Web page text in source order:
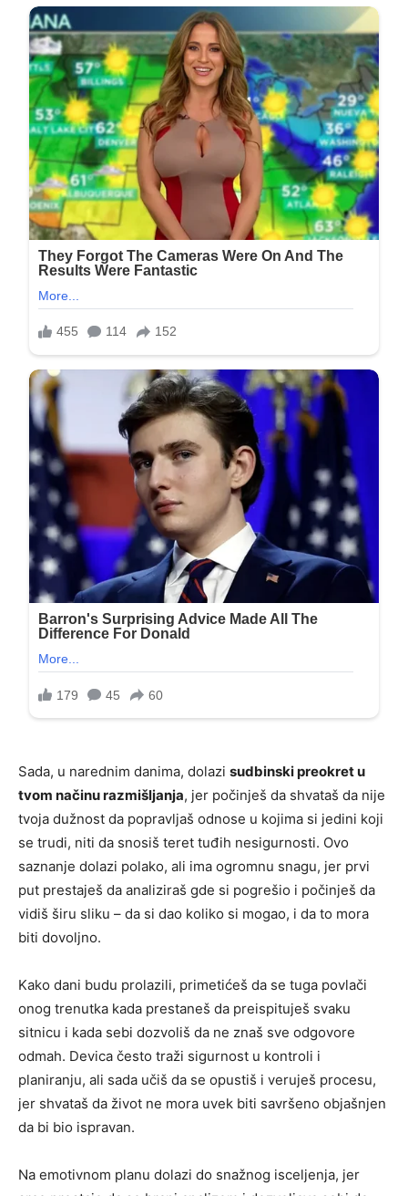
Sada, u narednim danima, dolazi sudbinski preokret u
tvom načinu razmišljanja, jer počinješ da shvataš da nije
tvoja dužnost da popravljaš odnose u kojima si jedini koji
se trudi, niti da snosiš teret tuđih nesigurnosti. Ovo
saznanje dolazi polako, ali ima ogromnu snagu, jer prvi
put prestaješ da analiziraš gde si pogrešio i počinješ da
vidiš širu sliku – da si dao koliko si mogao, i da to mora
biti dovoljno.
Kako dani budu prolazili, primetićeš da se tuga povlači
onog trenutka kada prestaneš da preispituješ svaku
sitnicu i kada sebi dozvoliš da ne znaš sve odgovore
odmah. Devica često traži sigurnost u kontroli i
planiranju, ali sada učiš da se opustiš i veruješ procesu,
jer shvataš da život ne mora uvek biti savršeno objašnjen
da bi bio ispravan.
Na emotivnom planu dolazi do snažnog isceljenja, jer